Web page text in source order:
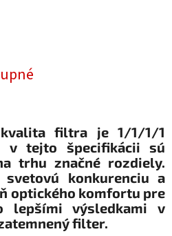
filtra je 1/1/1/1
v tejto špecifikácii sú
trhu značné rozdiely.
svetovú konkurenciu a
optického komfortu pre
lepšími výsledkami v
filter.